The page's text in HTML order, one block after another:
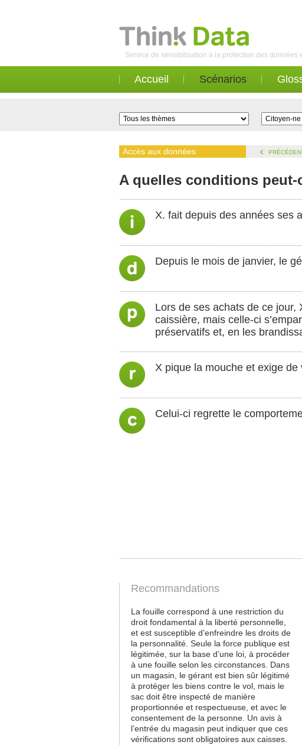
Service de sensibilisation à la protection des données
Accueil Scénarios
Accès aux données
A quelles conditions peut-
X. fait depuis des années ses
Depuis le mois de janvier, le
Lors de ses achats de ce jour,
caissière, mais celle-ci
préservatifs et, en les
X pique la mouche et exige de
Celui-ci regrette le
Recommandations
La fouille correspond à une restriction du
droit fondamental à la liberté personnelle,
et est susceptible d’enfreindre les droits de
la personnalité. Seule la force publique est
légitimée, sur la base d’une loi, à procéder
à une fouille selon les circonstances. Dans
un magasin, le gérant est bien sûr légitimé
à protéger les biens contre le vol, mais le
sac doit être inspecté de manière
proportionnée et respectueuse, et avec le
consentement de la personne. Un avis à
l’entrée du magasin peut indiquer que ces
vérifications sont obligatoires aux caisses.